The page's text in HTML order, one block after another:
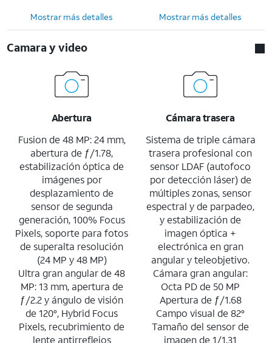
Mostrar más detalles Mostrar más detalles
Camara y video
Abertura
Fusion de 48 MP: 24 mm,
abertura de ƒ/1.78,
estabilización óptica de
imágenes por
desplazamiento de
sensor de segunda
generación, 100% Focus
Pixels, soporte para fotos
de superalta resolución
(24 MP y 48 MP)
Ultra gran angular de 48
MP: 13 mm, apertura de
ƒ/2.2 y ángulo de visión
de 120°, Hybrid Focus
Pixels, recubrimiento de
lente antirreflejos
Cámara trasera
Sistema de triple cámara
trasera profesional con
sensor LDAF (autofoco
por detección láser) de
múltiples zonas, sensor
espectral y de parpadeo,
y estabilización de
imagen óptica +
electrónica en gran
angular y teleobjetivo.
Cámara gran angular:
Octa PD de 50 MP
Apertura de ƒ/1.68
Campo visual de 82°
Tamaño del sensor de
imagen de 1/1.31